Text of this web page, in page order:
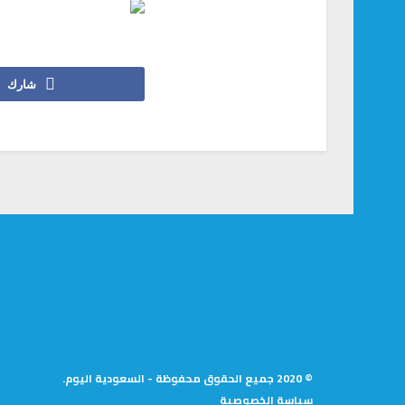
شارك
© 2020 جميع الحقوق محفوظة - السعودية اليوم.
سياسة الخصوصية